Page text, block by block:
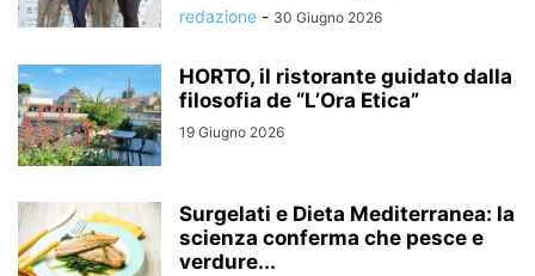
redazione - 30 Giugno 2026
HORTO, il ristorante guidato dalla
filosofia de “L’Ora Etica”
19 Giugno 2026
Surgelati e Dieta Mediterranea: la
scienza conferma che pesce e
verdure...